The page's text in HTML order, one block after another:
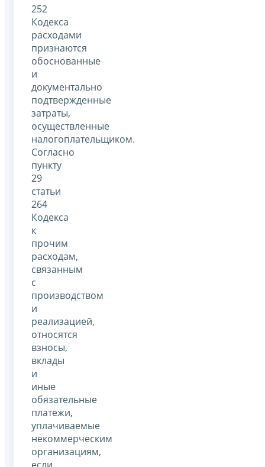
252
Кодекса
расходами
признаются
обоснованные
и
документально
подтвержденные
затраты,
осуществленные
налогоплательщиком.
Согласно
пункту
29
статьи
264
Кодекса
к
прочим
расходам,
связанным
с
производством
и
реализацией,
относятся
взносы,
вклады
и
иные
обязательные
платежи,
уплачиваемые
некоммерческим
организациям,
если